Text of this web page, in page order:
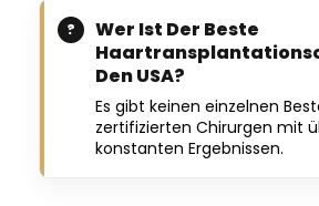
Wer Ist Der Beste
Den USA?
Es gibt keinen einzelnen
zertifizierten Chirurgen mit
konstanten Ergebnissen.